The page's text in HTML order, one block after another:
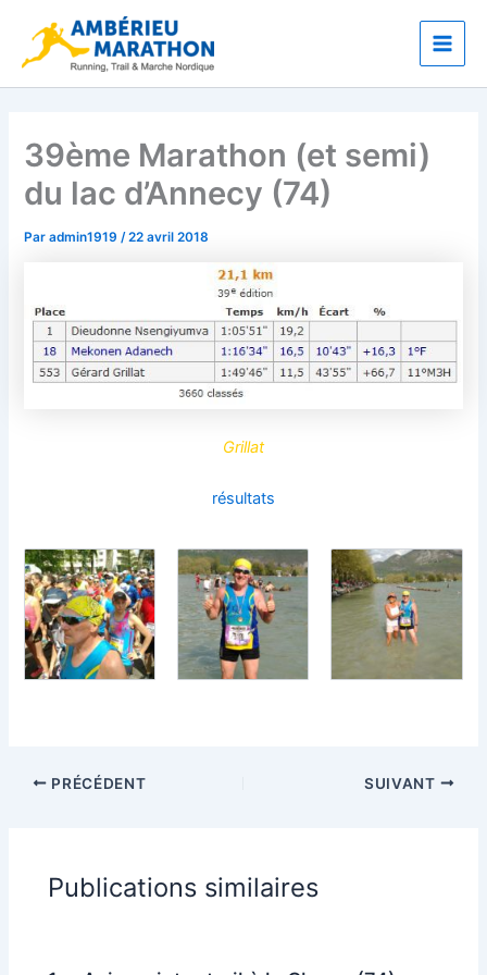
contenu
Main
39ème Marathon (et semi)
du lac d’Annecy (74)
Paradmin1919/22 avril 2018
Grillat
résultats
PRÉCÉDENT SUIVANT
Publications similaires